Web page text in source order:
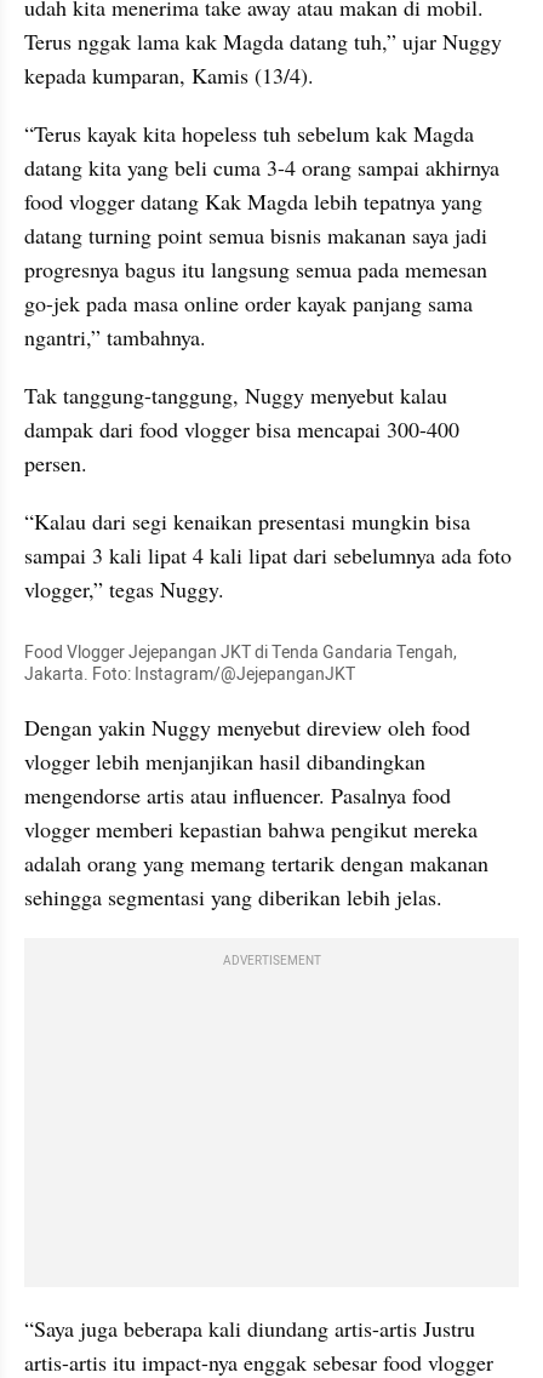
udah kita menerima take away atau makan di mobil.
Terus nggak lama kak Magda datang tuh,” ujar Nuggy
kepada kumparan, Kamis (13/4).
“Terus kayak kita hopeless tuh sebelum kak Magda
datang kita yang beli cuma 3-4 orang sampai akhirnya
food vlogger datang Kak Magda lebih tepatnya yang
datang turning point semua bisnis makanan saya jadi
progresnya bagus itu langsung semua pada memesan
go-jek pada masa online order kayak panjang sama
ngantri,” tambahnya.
Tak tanggung-tanggung, Nuggy menyebut kalau
dampak dari food vlogger bisa mencapai 300-400
persen.
“Kalau dari segi kenaikan presentasi mungkin bisa
sampai 3 kali lipat 4 kali lipat dari sebelumnya ada foto
vlogger,” tegas Nuggy.
Food Vlogger Jejepangan JKT di Tenda Gandaria Tengah,
Jakarta. Foto: Instagram/@JejepanganJKT
Dengan yakin Nuggy menyebut direview oleh food
vlogger lebih menjanjikan hasil dibandingkan
mengendorse artis atau influencer. Pasalnya food
vlogger memberi kepastian bahwa pengikut mereka
adalah orang yang memang tertarik dengan makanan
sehingga segmentasi yang diberikan lebih jelas.
ADVERTISEMENT
“Saya juga beberapa kali diundang artis-artis Justru
artis-artis itu impact-nya enggak sebesar food vlogger